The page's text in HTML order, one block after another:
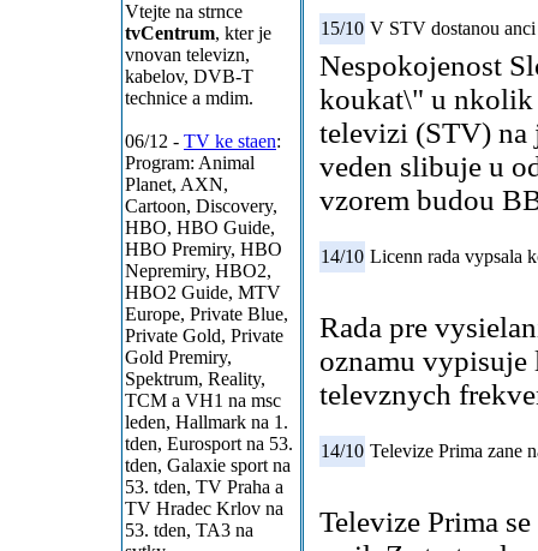
Vtejte na strnce
tvCentrum, kter je
vnovan televizn,
kabelov, DVB-T
technice a mdim.
06/12 - TV ke staen:
Program: Animal
Planet, AXN,
Cartoon, Discovery,
HBO, HBO Guide,
HBO Premiry, HBO
Nepremiry, HBO2,
HBO2 Guide, MTV
Europe, Private Blue,
Private Gold, Private
Gold Premiry,
Spektrum, Reality,
TCM a VH1 na msc
leden, Hallmark na 1.
tden, Eurosport na 53.
tden, Galaxie sport na
53. tden, TV Praha a
TV Hradec Krlov na
53. tden, TA3 na
15/10 V STV dostanou
Nespokojenost
koukat\" u nkolik
televizi (STV) na
veden slibuje u
vzorem budou
14/10 Licenn rada vypsala
Rada pre
oznamu vypisuje
televznych
14/10 Televize Prima zane
Televize Prima